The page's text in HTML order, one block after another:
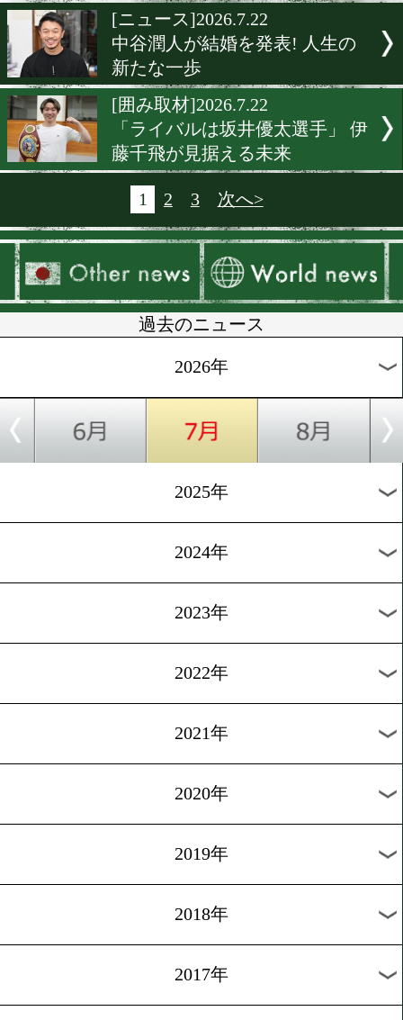
[記者会見]2026.7.24
亀田京之介の次戦決定! 中
人を苦しめた難敵迎撃!
[ベルト]2026.7.24
OPBFベルト到着! 但馬ミツ
防衛戦へ決意新た
[世界戦発表会見]2026.7.23
歌舞伎町が熱狂! 井上拓真
須川天心! 運命の再戦を正
表
[速報]2026.7.23
村田昴が練習中に負傷。8
日の試合は中止
[ニュース]2026.7.22
中谷潤人が結婚を発表! 人
新たな一歩
[囲み取材]2026.7.22
「ライバルは坂井優太選手
藤千飛が見据える未来
過去のニュース
2026年
2025年